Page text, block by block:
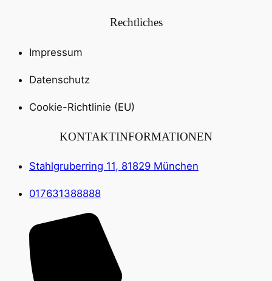
Rechtliches
Impressum
Datenschutz
Cookie-Richtlinie (EU)
KONTAKTINFORMATIONEN
Stahlgruberring 11, 81829 München
017631388888